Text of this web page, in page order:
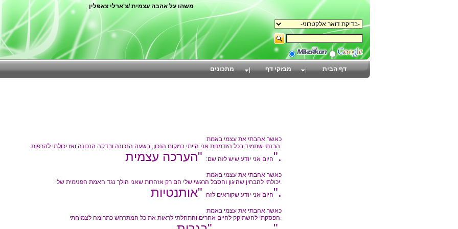
משהו על אהבה עצמית /צ'ארלי צאפלין
כאשר אהבתי את עצמי באמת
הבנתי שתמיד בכל הזדמנות אני הייתי במקום הנכון, בשעה הנכונה ובדקה הנכונה ואז יכולתי להרפות.
היום אני יודע שיש לזה שם:"הערכה עצמית".
כאשר אהבתי את עצמי באמת
יכולתי להבחין שהיגון והסבל הרגשי שלי הם רק אזהרות שאני הולך נגד האמת הפנימית שלי.
היום אני יודע שקוראים לזה"אותנטיות".
כאשר אהבתי את עצמי באמת
הפסקתי להשתוקק לחיים אחרים והתחלתי לראות את כל המתרחש כתרומה לצמיחתי.
דף הבית מבזקי דף מתכונים